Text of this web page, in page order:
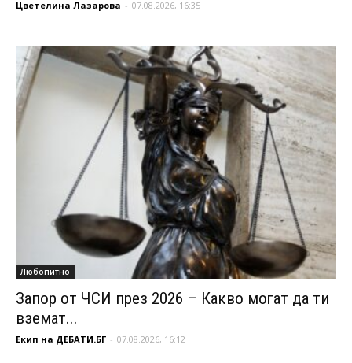
Цветелина Лазарова - 07.08.2026, 16:35
Любопитно
Запор от ЧСИ през 2026 – Какво могат да ти
вземат...
Екип на ДЕБАТИ.БГ - 07.08.2026, 16:12